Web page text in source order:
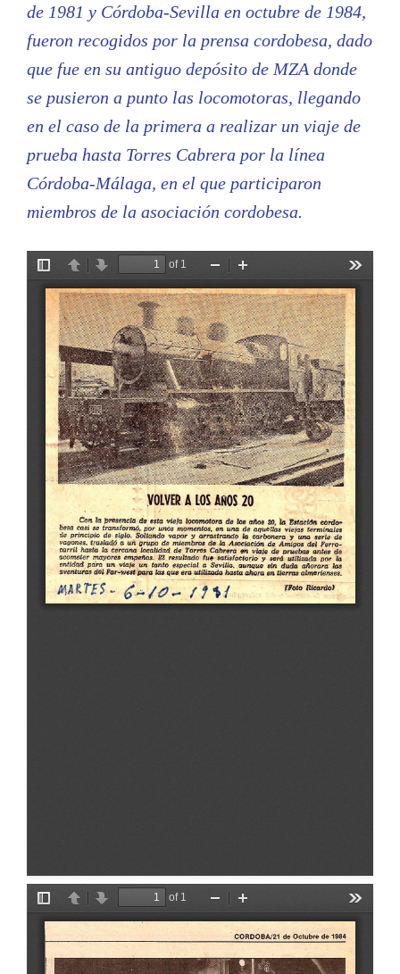
de 1981 y Córdoba-Sevilla en octubre de 1984,
fueron recogidos por la prensa cordobesa, dado
que fue en su antiguo depósito de MZA donde
se pusieron a punto las locomotoras, llegando
en el caso de la primera a realizar un viaje de
prueba hasta Torres Cabrera por la línea
Córdoba-Málaga, en el que participaron
miembros de la asociación cordobesa.